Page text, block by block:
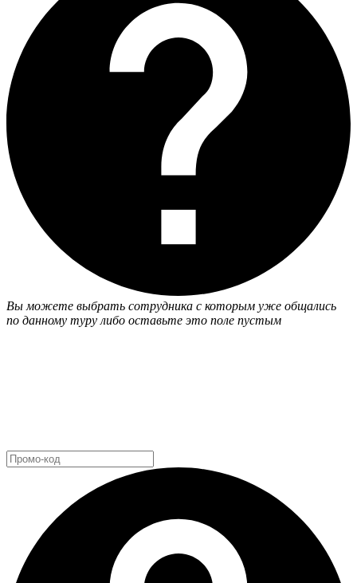
Вы можете выбрать сотрудника с которым уже общались
по данному туру либо оставьте это поле пустым